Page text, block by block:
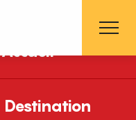
Accueil
Destination